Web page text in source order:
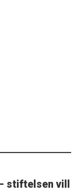
stiftelsen vill